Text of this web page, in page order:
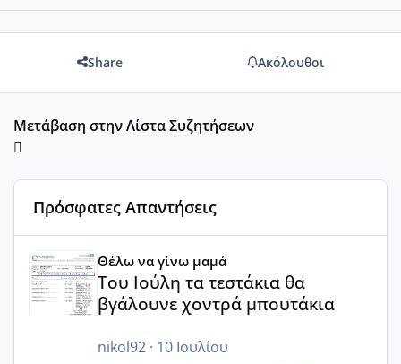
Share Ακόλουθοι
Μετάβαση στην Λίστα Συζητήσεων
Πρόσφατες Απαντήσεις
Θέλω να γίνω μαμά
Του Ιούλη τα τεστάκια θα
βγάλουνε χοντρά μπουτάκια
nikol92· 10 Ιουλίου